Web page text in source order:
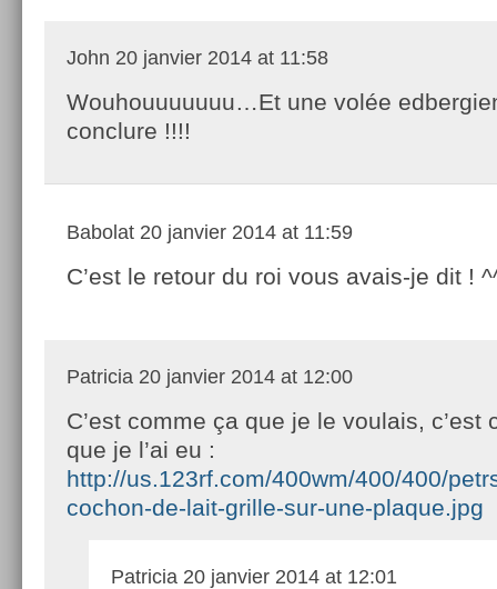
John 20 janvier 2014 at 11:58
Wouhouuuuuuu…Et une volée
conclure !!!!
Babolat 20 janvier 2014 at 11:59
C’est le retour du roi vous avais-je dit !
Patricia 20 janvier 2014 at 12:00
C’est comme ça que je le voulais, c’est
que je l’ai eu :
http://us.123rf.com/400wm/400/400/
cochon-de-lait-grille-sur-une-plaque.jpg
Patricia 20 janvier 2014 at 12:01